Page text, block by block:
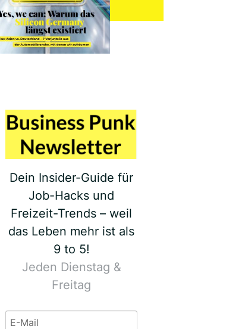
Dein Insider-Guide für
Job-Hacks und
Freizeit-Trends – weil
das Leben mehr ist als
9 to 5!
Jeden Dienstag &
Freitag